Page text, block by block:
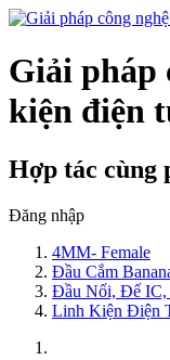
Giải pháp
kiện điện
Hợp tác cùng
Đăng nhập
4MM- Female
Đầu Cắm
Đầu Nối, Đế IC,
Linh Kiện Điện